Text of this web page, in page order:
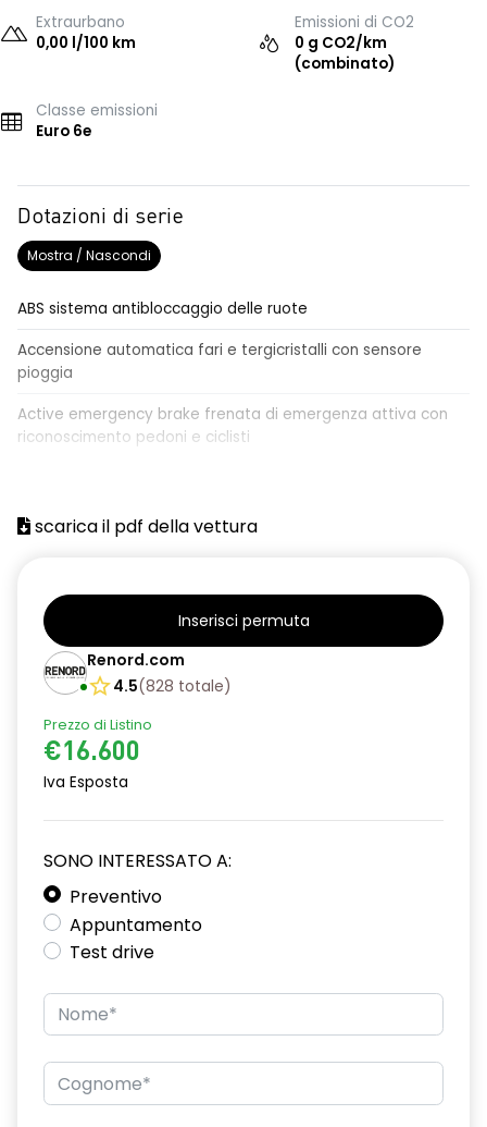
Extraurbano
0,00 l/100 km
Emissioni di CO2
0 g CO2/km
(combinato)
Classe emissioni
Euro 6e
Dotazioni di serie
Mostra / Nascondi
ABS sistema antibloccaggio delle ruote
Accensione automatica fari e tergicristalli con sensore
pioggia
Active emergency brake frenata di emergenza attiva con
riconoscimento pedoni e ciclisti
Airbag laterali a tendina anteriori e posteriori
Alzacristalli elettrici posteriori
Bracciolo anteriore con vano portaoggetti
Cerchi da 16”
Chiave pieghevole a 3 pulsanti
Design cerchi flexwheel ATARA
Distance warning avviso distanza di sicurezza
Driver display con schermo TFT da 3,5''
Emergency call soggetto alla disponibilità di rete
compatibile 2G/3G o 4G/5G in base al veicolo
Firma luminosa pixelata con fari full LED
scarica il pdf della vettura
Inserisci permuta
Renord.com
4.5(828 totale)
Prezzo di Listino
€16.600
Iva Esposta
SONO INTERESSATO A:
Preventivo
Appuntamento
Test drive